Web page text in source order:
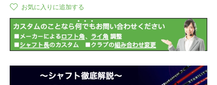
お気に入りに追加する